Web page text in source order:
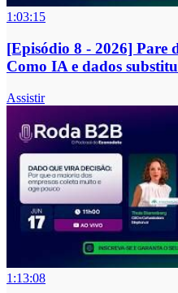
1:03:15
[Episódio 8 - 2026] Pare
Como IA e dados
Assistir
1:13:08